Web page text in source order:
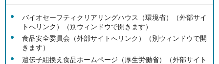
バイオセーフティクリアリングハウス（環境省）（外部サイ
トへリンク）（別ウィンドウで開きます）
食品安全委員会（外部サイトへリンク）（別ウィンドウで開
きます）
遺伝子組換え食品ホームページ（厚生労働省）（外部サイト